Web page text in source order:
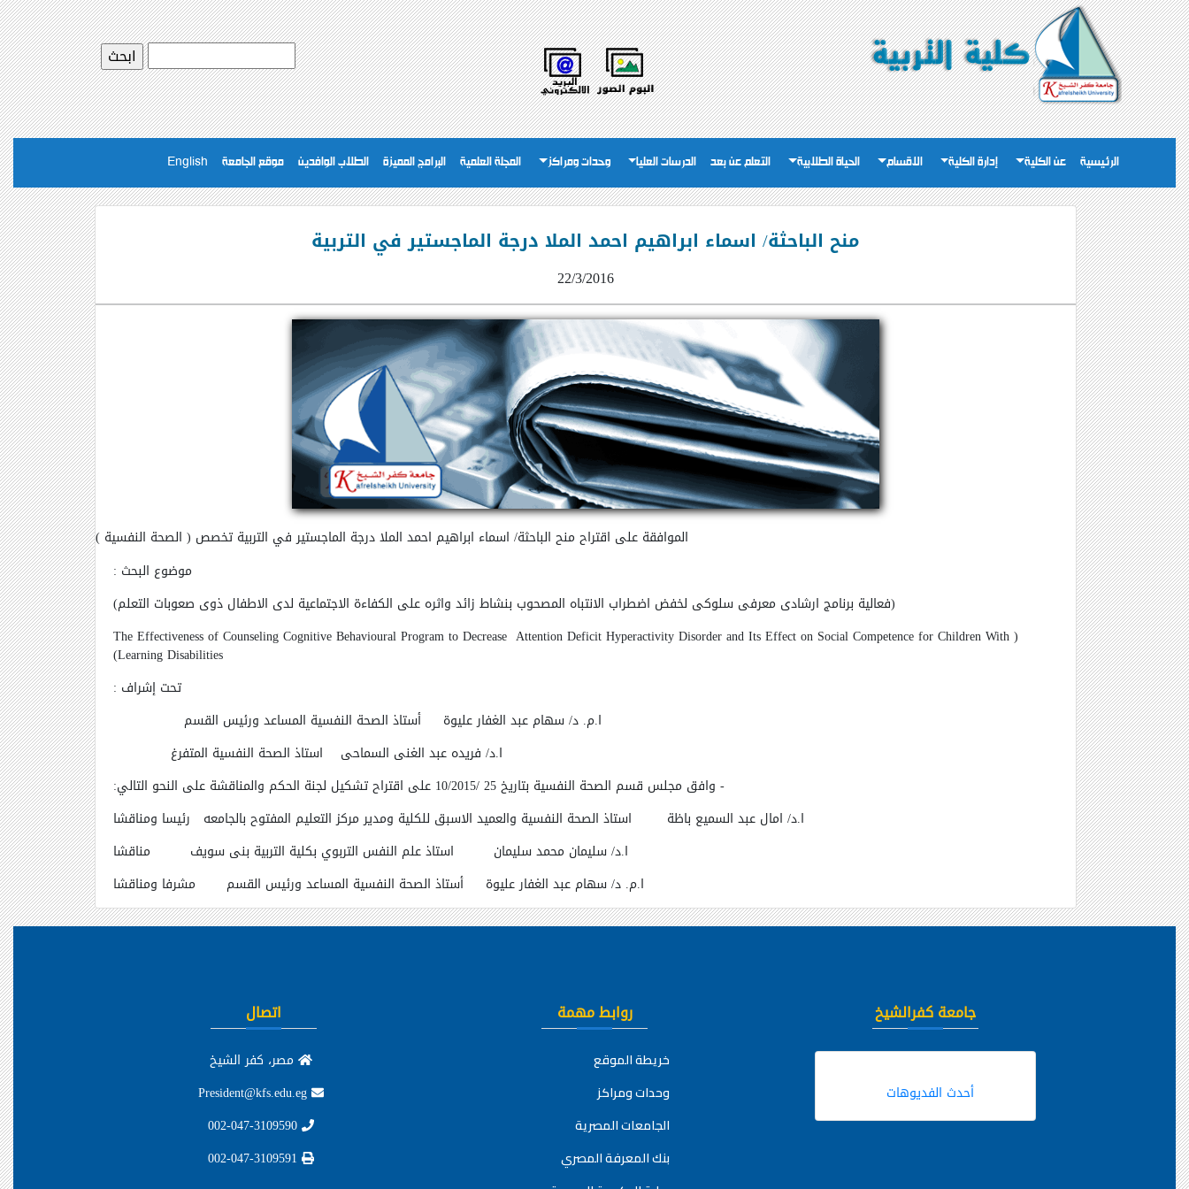
الرئيسية عن الكلية إدارة الكلية الاقسام الحياة الطلابية التعلم عن بعد الدرسات العليا وحدات ومراكز المجلة العلمية البرامج المميزة الطلاب الوافدين موقع الجامعة English
منح الباحثة/ اسماء ابراهيم احمد الملا درجة الماجستير في التربية
22/3/2016
الموافقة على اقتراح منح الباحثة/ اسماء ابراهيم احمد الملا درجة الماجستير في التربية تخصص ( الصحة النفسية )
موضوع البحث :
(فعالية برنامج ارشادى معرفى سلوكى لخفض اضطراب الانتباه المصحوب بنشاط زائد واثره على الكفاءة الاجتماعية لدى الاطفال ذوى صعوبات التعلم)
(
The Effectiveness of Counseling Cognitive Behavioural Program to Decrease Attention Deficit Hyperactivity Disorder and Its Effect on Social Competence for Children With
Learning Disabilities
)
تحت إشراف :
ا.م. د/ سهام عبد الغفار عليوة أستاذ الصحة النفسية المساعد ورئيس القسم
ا.د/ فريده عبد الغنى السماحى استاذ الصحة النفسية المتفرغ
- وافق مجلس قسم الصحة النفسية بتاريخ 25 /10/2015 على اقتراح تشكيل لجنة الحكم والمناقشة على النحو التالي:
ا.د/ امال عبد السميع باظة استاذ الصحة النفسية والعميد الاسبق للكلية ومدير مركز التعليم المفتوح بالجامعه رئيسا ومناقشا
ا.د/ سليمان محمد سليمان استاذ علم النفس التربوي بكلية التربية بنى سويف مناقشا
ا.م. د/ سهام عبد الغفار عليوة أستاذ الصحة النفسية المساعد ورئيس القسم مشرفا ومناقشا
جامعة كفرالشيخ
أحدث الفديوهات
روابط مهمة
خريطة الموقع
وحدات ومراكز
الجامعات المصرية
بنك المعرفة المصري
اتصال
مصر، كفر الشيخ